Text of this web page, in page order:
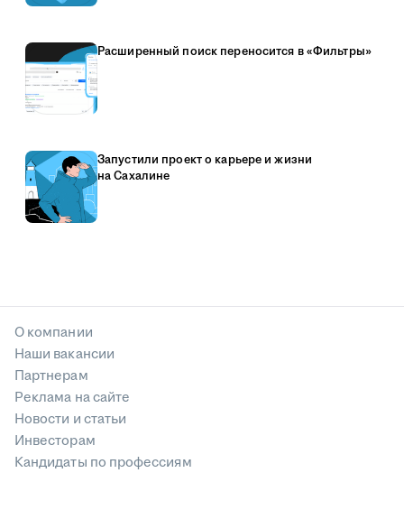
Расширенный поиск переносится в «Фильтры»
Запустили проект о карьере и жизни
на Сахалине
О компании
Наши вакансии
Партнерам
Реклама на сайте
Новости и статьи
Инвесторам
Кандидаты по профессиям